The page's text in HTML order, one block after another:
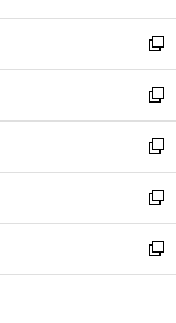
開
く
ウ
で
開
く
ン
ド
ウ
で
開
く
ウ
ィ
ン
ド
ウ
で
開
く
し
い
ウ
ィ
ン
ド
ウ
で
開
く
新
し
い
ウ
ィ
ン
ド
ウ
で
開
新
し
い
ウ
ィ
ン
ド
ウ
新
し
い
ウ
ィ
ン
新
し
い
ウ
新
し